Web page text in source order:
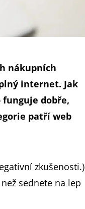
nákupních
internet. Jak
funguje dobře,
patří web
zkušenosti.)
sednete na lep